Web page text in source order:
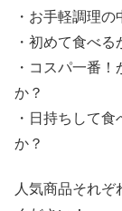
・お手軽調理
・初めて食べ
・コスパ一番
か？
・日持ちして
か？
人気商品それ